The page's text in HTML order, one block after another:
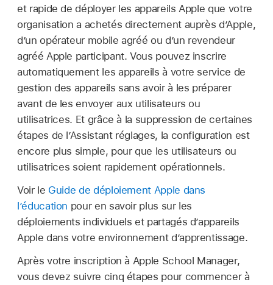
et rapide de déployer les appareils Apple que votre
organisation a achetés directement auprès d’Apple,
d’un opérateur mobile agréé ou d’un revendeur
agréé Apple participant. Vous pouvez inscrire
automatiquement les appareils à votre service de
gestion des appareils sans avoir à les préparer
avant de les envoyer aux utilisateurs ou
utilisatrices. Et grâce à la suppression de certaines
étapes de l’Assistant réglages, la configuration est
encore plus simple, pour que les utilisateurs ou
utilisatrices soient rapidement opérationnels.
Voir le Guide de déploiement Apple dans
l’éducation pour en savoir plus sur les
déploiements individuels et partagés d’appareils
Apple dans votre environnement d’apprentissage.
Après votre inscription à Apple School Manager,
vous devez suivre cinq étapes pour commencer à